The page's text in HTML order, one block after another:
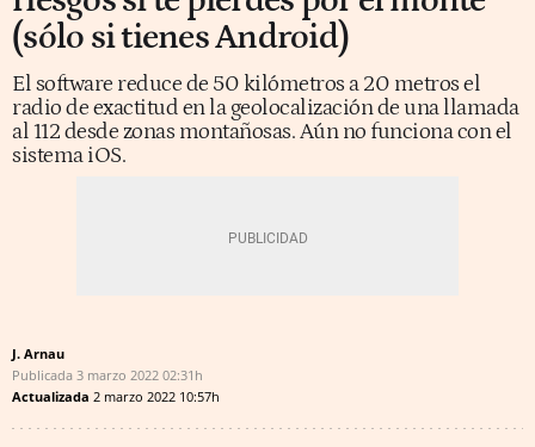
(sólo si tienes Android)
El software reduce de 50 kilómetros a 20 metros el
radio de exactitud en la geolocalización de una llamada
al 112 desde zonas montañosas. Aún no funciona con el
sistema iOS.
J. Arnau
Publicada 3 marzo 2022 02:31h
Actualizada 2 marzo 2022 10:57h